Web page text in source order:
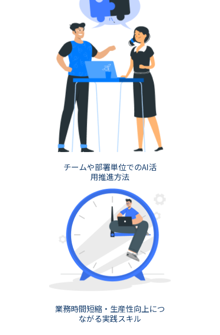
チームや部署単位でのAI活
用推進方法
業務時間短縮・生産性向上につ
ながる実践スキル